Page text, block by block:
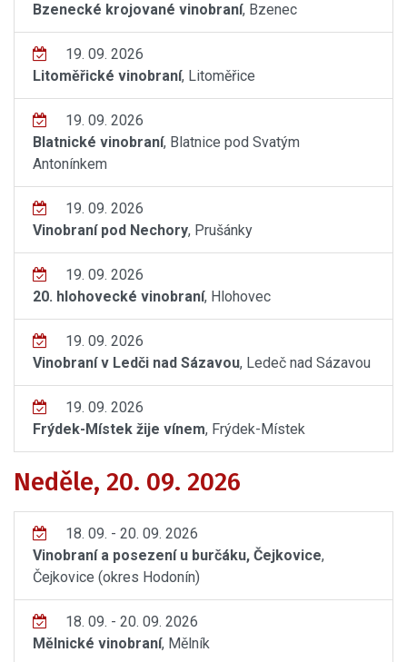
Bzenecké krojované vinobraní, Bzenec
19. 09. 2026
Litoměřické vinobraní, Litoměřice
19. 09. 2026
Blatnické vinobraní, Blatnice pod Svatým
Antonínkem
19. 09. 2026
Vinobraní pod Nechory, Prušánky
19. 09. 2026
20. hlohovecké vinobraní, Hlohovec
19. 09. 2026
Vinobraní v Ledči nad Sázavou, Ledeč nad Sázavou
19. 09. 2026
Frýdek-Místek žije vínem, Frýdek-Místek
Neděle, 20. 09. 2026
18. 09. - 20. 09. 2026
Vinobraní a posezení u burčáku, Čejkovice,
Čejkovice (okres Hodonín)
18. 09. - 20. 09. 2026
Mělnické vinobraní, Mělník